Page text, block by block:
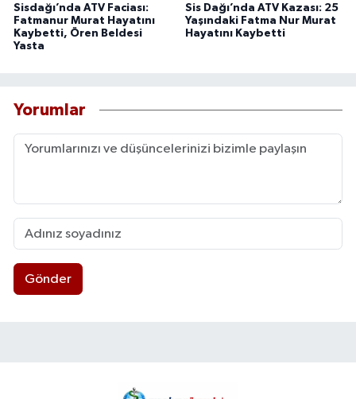
Sisdağı’nda ATV Faciası:
Fatmanur Murat Hayatını
Kaybetti, Ören Beldesi
Yasta
Sis Dağı’nda ATV Kazası: 25
Yaşındaki Fatma Nur Murat
Hayatını Kaybetti
Yorumlar
Gönder